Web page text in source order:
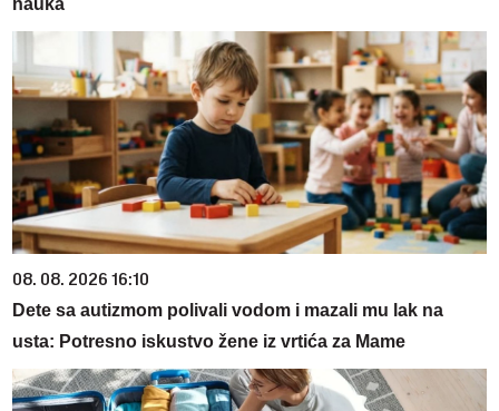
08. 08. 2026 16:10
Dete sa autizmom polivali vodom i mazali mu lak na
usta: Potresno iskustvo žene iz vrtića za Mame